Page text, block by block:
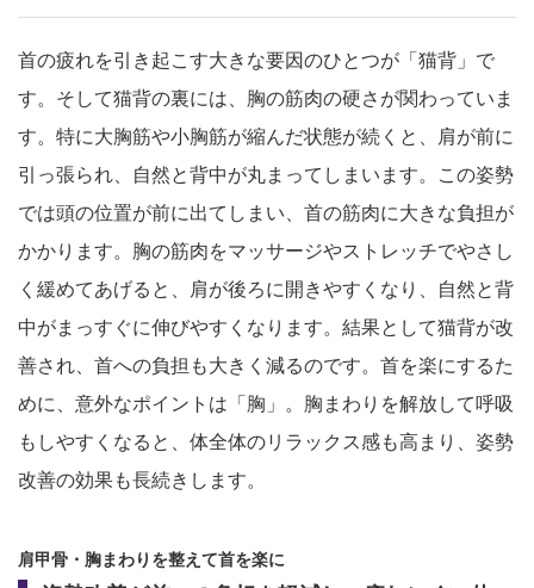
首の疲れを引き起こす大きな要因のひとつが「猫背」で
す。そして猫背の裏には、胸の筋肉の硬さが関わっていま
す。特に大胸筋や小胸筋が縮んだ状態が続くと、肩が前に
引っ張られ、自然と背中が丸まってしまいます。この姿勢
では頭の位置が前に出てしまい、首の筋肉に大きな負担が
かかります。胸の筋肉をマッサージやストレッチでやさし
く緩めてあげると、肩が後ろに開きやすくなり、自然と背
中がまっすぐに伸びやすくなります。結果として猫背が改
善され、首への負担も大きく減るのです。首を楽にするた
めに、意外なポイントは「胸」。胸まわりを解放して呼吸
もしやすくなると、体全体のリラックス感も高まり、姿勢
改善の効果も長続きします。
肩甲骨・胸まわりを整えて首を楽に